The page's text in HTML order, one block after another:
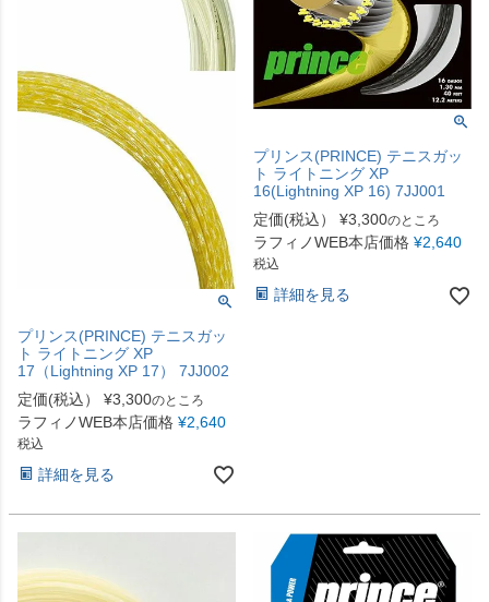
プリンス(PRINCE) テニスガッ
ト ライトニング XP
17（Lightning XP 17） 7JJ002
定価(税込）
¥3,300のところ
ラフィノWEB本店価格 ¥2,640
税込
詳細を見る
プリンス(PRINCE) テニスガッ
ト ライトニング XP
16(Lightning XP 16) 7JJ001
定価(税込）
¥3,300のところ
ラフィノWEB本店価格 ¥2,640
税込
詳細を見る